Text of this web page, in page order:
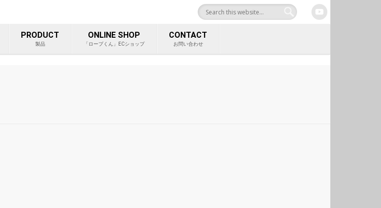
量物吊り上げ製品総合サイト 中村工業株式
PRODUCT
製品
ONLINE SHOP
「ロープくん」ECショップ
CONTACT
お問い合わせ